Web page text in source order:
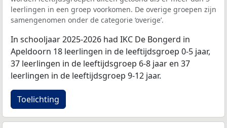
leerlingen in een groep voorkomen. De overige groepen zijn
samengenomen onder de categorie ‘overige’.
In schooljaar 2025-2026 had IKC De Bongerd in
Apeldoorn 18 leerlingen in de leeftijdsgroep 0-5 jaar,
37 leerlingen in de leeftijdsgroep 6-8 jaar en 37
leerlingen in de leeftijdsgroep 9-12 jaar.
Toelichting